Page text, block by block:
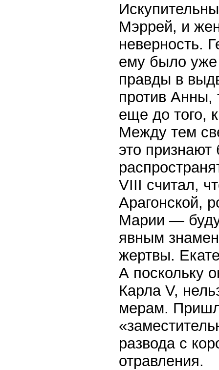
Мэррей, и
неверность.
ему было уже
правды в
против Анны,
еще до того,
Между тем
это
VIII считал,
Арагонской,
Марии —
явным
жертвы.
А поскольку
Карла V,
мерам.
развода с
отравления.